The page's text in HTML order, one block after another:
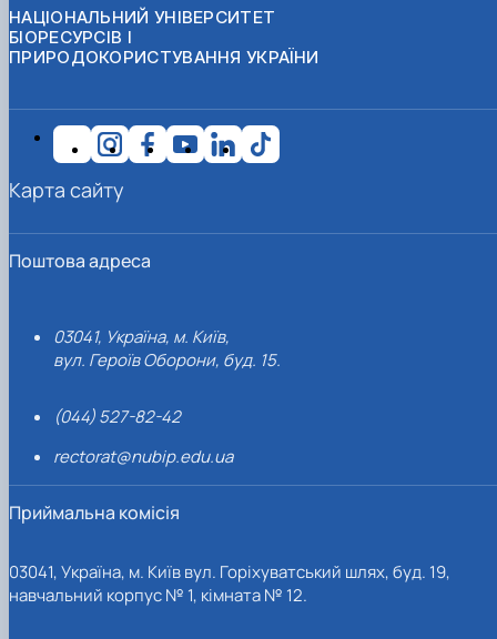
НАЦІОНАЛЬНИЙ УНІВЕРСИТЕТ
БІОРЕСУРСІВ І
ПРИРОДОКОРИСТУВАННЯ УКРАЇНИ
Поштова адреса
03041, Україна, м. Київ,
вул. Героїв Оборони, буд. 15.
(044) 527-82-42
rectorat@nubip.edu.ua
Приймальна комісія
03041, Україна, м. Київ вул. Горіхуватський шлях, буд. 19,
навчальний корпус № 1, кімната № 12.
Карта сайту